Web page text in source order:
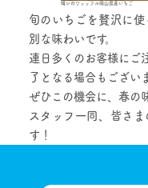
晴レのワッッフル岡山県産いちご
旬のいちごを贅沢に
別な味わいです。
連日多くのお客様にご
了となる場合もございま
ぜひこの機会に、春の
スタッフ一同、皆さ
す！